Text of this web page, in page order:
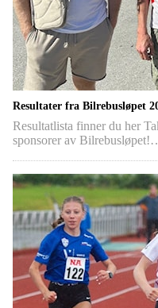
Resultater fra Bilrebusløpet
Resultatlista finner du her
sponsorer av